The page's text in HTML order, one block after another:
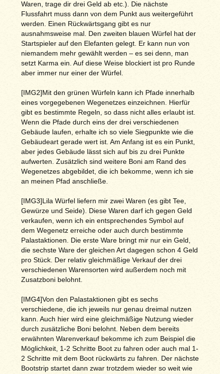
Waren, trage dir drei Geld ab etc.). Die nächste
Flussfahrt muss dann von dem Punkt aus weitergeführt
werden. Einen Rückwärtsgang gibt es nur
ausnahmsweise mal. Den zweiten blauen Würfel hat der
Startspieler auf den Elefanten gelegt. Er kann nun von
niemandem mehr gewählt werden – es sei denn, man
setzt Karma ein. Auf diese Weise blockiert ist pro Runde
aber immer nur einer der Würfel.
[IMG2]Mit den grünen Würfeln kann ich Pfade innerhalb
eines vorgegebenen Wegenetzes einzeichnen. Hierfür
gibt es bestimmte Regeln, so dass nicht alles erlaubt ist.
Wenn die Pfade durch eins der drei verschiedenen
Gebäude laufen, erhalte ich so viele Siegpunkte wie die
Gebäudeart gerade wert ist. Am Anfang ist es ein Punkt,
aber jedes Gebäude lässt sich auf bis zu drei Punkte
aufwerten. Zusätzlich sind weitere Boni am Rand des
Wegenetzes abgebildet, die ich bekomme, wenn ich sie
an meinen Pfad anschließe.
[IMG3]Lila Würfel liefern mir zwei Waren (es gibt Tee,
Gewürze und Seide). Diese Waren darf ich gegen Geld
verkaufen, wenn ich ein entsprechendes Symbol auf
dem Wegenetz erreiche oder auch durch bestimmte
Palastaktionen. Die erste Ware bringt mir nur ein Geld,
die sechste Ware der gleichen Art dagegen schon 4 Geld
pro Stück. Der relativ gleichmäßige Verkauf der drei
verschiedenen Warensorten wird außerdem noch mit
Zusatzboni belohnt.
[IMG4]Von den Palastaktionen gibt es sechs
verschiedene, die ich jeweils nur genau dreimal nutzen
kann. Auch hier wird eine gleichmäßige Nutzung wieder
durch zusätzliche Boni belohnt. Neben dem bereits
erwähnten Warenverkauf bekomme ich zum Beispiel die
Möglichkeit, 1-2 Schritte Boot zu fahren oder auch mal 1-
2 Schritte mit dem Boot rückwärts zu fahren. Der nächste
Bootstrip startet dann zwar trotzdem wieder so weit wie